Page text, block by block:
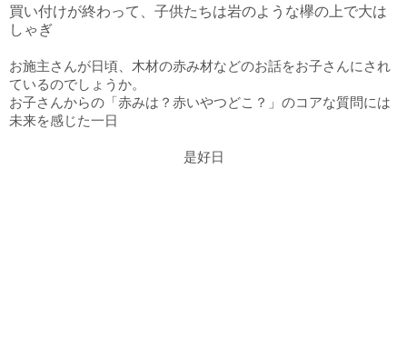
買い付けが終わって、子供たちは岩のような欅の上で大は
しゃぎ
お施主さんが日頃、木材の赤み材などのお話をお子さんにされ
ているのでしょうか。
お子さんからの「赤みは？赤いやつどこ？」のコアな質問には
未来を感じた一日
是好日